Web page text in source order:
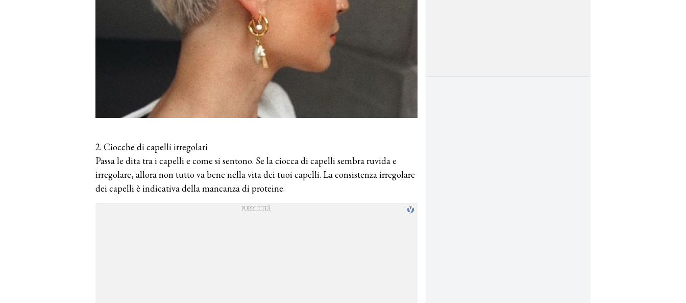
2. Ciocche di capelli irregolari
Passa le dita tra i capelli e come si sentono. Se la ciocca di capelli sembra ruvida e
irregolare, allora non tutto va bene nella vita dei tuoi capelli. La consistenza irregolare
dei capelli è indicativa della mancanza di proteine.